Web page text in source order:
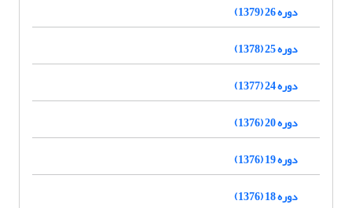
دوره 26 (1379)
دوره 25 (1378)
دوره 24 (1377)
دوره 20 (1376)
دوره 19 (1376)
دوره 18 (1376)